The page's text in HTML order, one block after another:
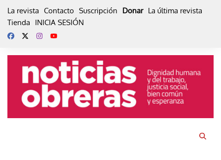
La revista Contacto Suscripción Donar La última revista
Tienda
INICIA SESIÓN